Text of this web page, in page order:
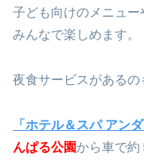
子ども向けのメニュ
みんなで楽しめます。
夜食サービスがあるの
「ホテル＆スパ アン
んぱる公園から車で約